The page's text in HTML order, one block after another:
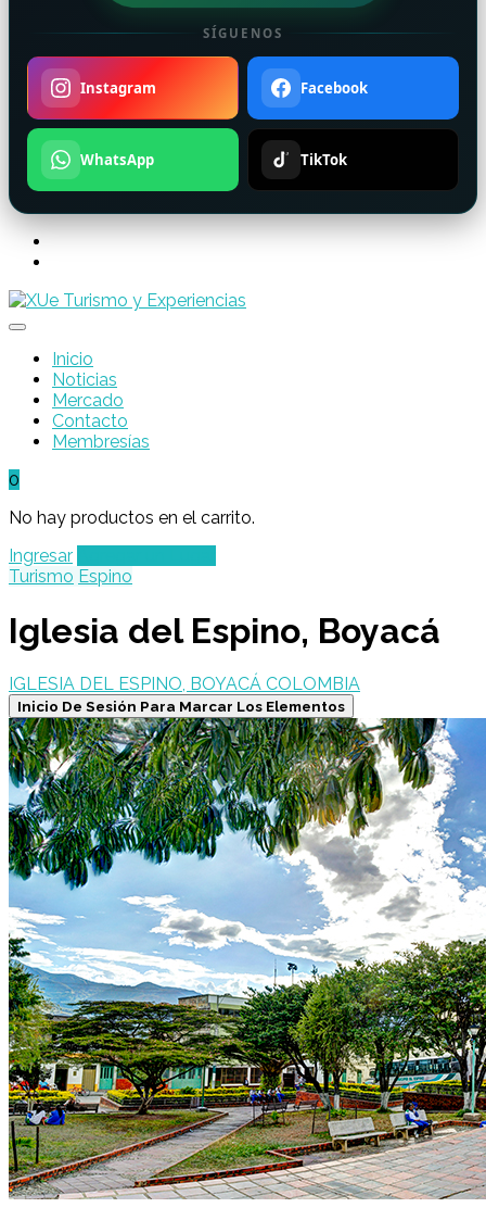
SÍGUENOS
Instagram Facebook
WhatsApp TikTok
Inicio
Noticias
Mercado
Contacto
Membresías
0
No hay productos en el carrito.
Ingresar
Turismo Espino
Iglesia del Espino, Boyacá
IGLESIA DEL ESPINO, BOYACÁ COLOMBIA
Inicio De Sesión Para Marcar Los Elementos